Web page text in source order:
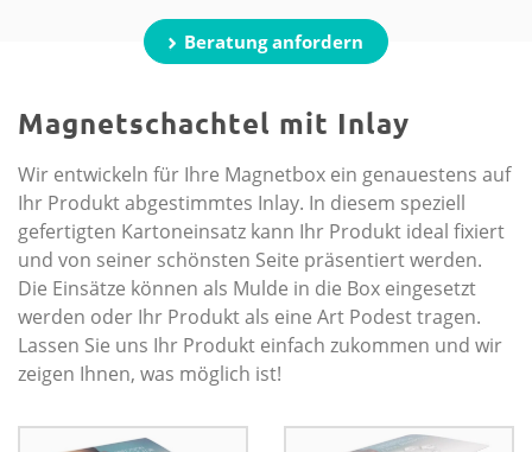
Beratung anfordern
Magnetschachtel mit Inlay
Wir entwickeln für Ihre Magnetbox ein genauestens auf
Ihr Produkt abgestimmtes Inlay. In diesem speziell
gefertigten Kartoneinsatz kann Ihr Produkt ideal fixiert
und von seiner schönsten Seite präsentiert werden.
Die Einsätze können als Mulde in die Box eingesetzt
werden oder Ihr Produkt als eine Art Podest tragen.
Lassen Sie uns Ihr Produkt einfach zukommen und wir
zeigen Ihnen, was möglich ist!